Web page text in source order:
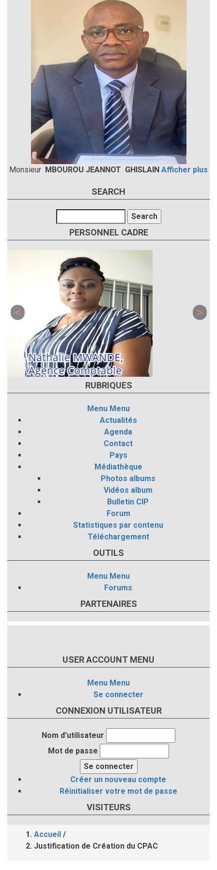
Monsieur MBOUROU JEANNOT GHISLAIN Afficher plus
SEARCH
PERSONNEL CADRE
RUBRIQUES
Menu Menu
Actualités
Agenda
Contact
Pays
Médiathèque
Photos albums
Vidéos album
Bulletin CIP
Forum
Statistiques par contenu
Téléchargement
OUTILS
Menu Menu
Forums
PARTENAIRES
USER ACCOUNT MENU
Menu Menu
Se connecter
CONNEXION UTILISATEUR
Nom d'utilisateur
Mot de passe
Créer un nouveau compte
Réinitialiser votre mot de passe
VISITEURS
Fil
Accueil /
Justification de Création du CPAC